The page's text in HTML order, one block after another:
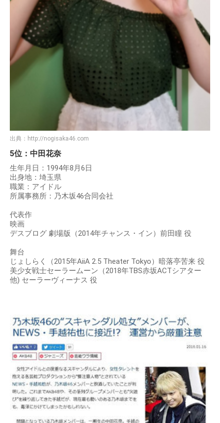
出典： http://nogisaka46.com
5位：中田花奈
生年月日：1994年8月6日
出身地：埼玉県
職業：アイドル
所属事務所：乃木坂46合同会社
代表作
映画
デスブログ 劇場版（2014年チャンス・イン）前田瞳 役
舞台
じょしらく（2015年AiiA 2.5 Theater Tokyo）暗落亭苦来 役
美少女戦士セーラームーン（2018年TBS赤坂ACTシアター
他) セーラーヴィーナス 役